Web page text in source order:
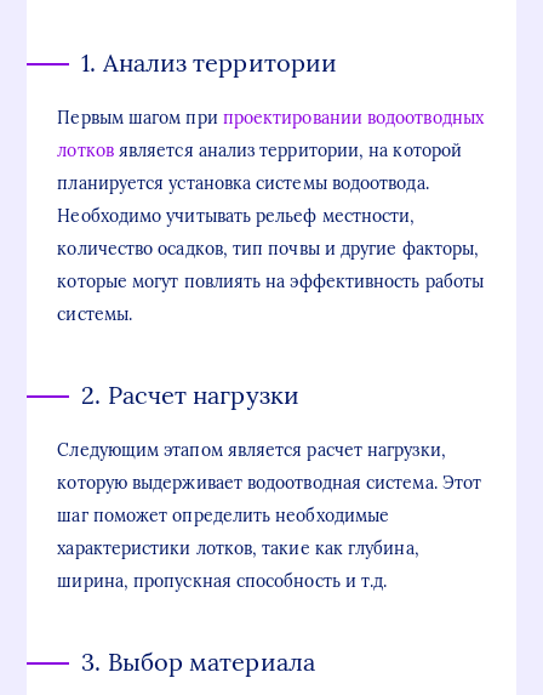
1. Анализ территории
Первым шагом при проектировании водоотводных
лотковявляется анализ территории, на которой
планируется установка системы водоотвода.
Необходимо учитывать рельеф местности,
количество осадков, тип почвы и другие факторы,
которые могут повлиять на эффективность работы
системы.
2. Расчет нагрузки
Следующим этапом является расчет нагрузки,
которую выдерживает водоотводная система. Этот
шаг поможет определить необходимые
характеристики лотков, такие как глубина,
ширина, пропускная способность и т.д.
3. Выбор материала